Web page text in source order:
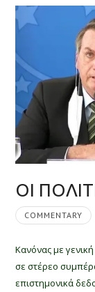
ΟΙ
COMMENTARY
Κανόνας με
σε στέρεο
επιστημονικά